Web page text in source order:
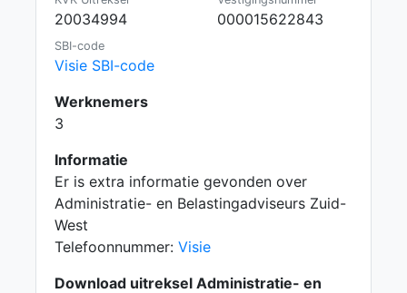
20034994 000015622843
SBI-code
Visie SBI-code
Werknemers
3
Informatie
Er is extra informatie gevonden over
Administratie- en Belastingadviseurs Zuid-
West
Telefoonnummer: Visie
Download uitreksel Administratie- en